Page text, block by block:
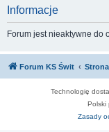
Informacje
Forum jest nieaktywne do
Forum KS Świt
Technologię
Polski
Zasady